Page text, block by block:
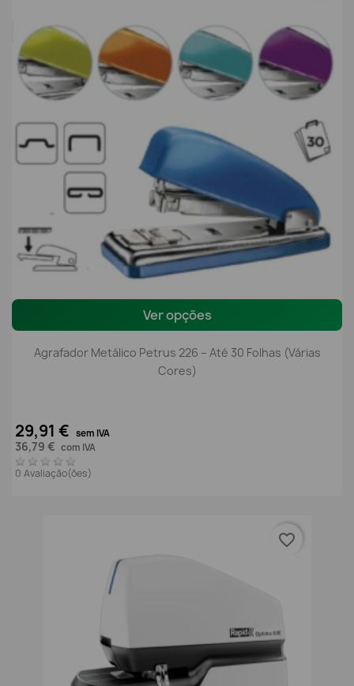
Ver opções
Agrafador Metálico Petrus 226 – Até 30 Folhas (Várias
Cores)
29,91 € sem IVA
36,79 € com IVA
0 Avaliação(ões)
favorite_border